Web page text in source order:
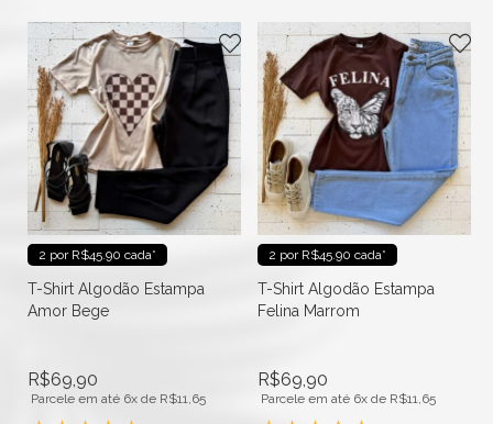
2 por R$45.90 cada*
T-Shirt Algodão Estampa
Amor Bege
R$69,90
Parcele em até 6x de R$11,65
2 por R$45.90 cada*
T-Shirt Algodão Estampa
Felina Marrom
R$69,90
Parcele em até 6x de R$11,65